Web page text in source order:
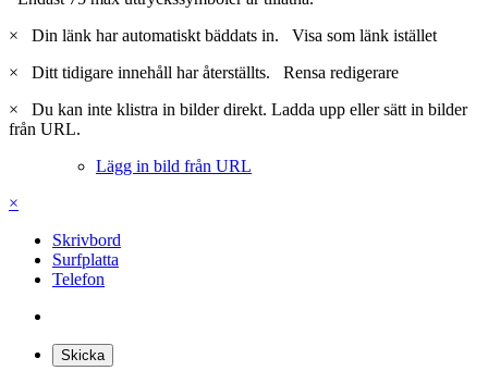
×
Din länk har automatiskt bäddats in. Visa som länk istället
×
Ditt tidigare innehåll har återställts. Rensa redigerare
×
Du kan inte klistra in bilder direkt. Ladda upp eller sätt in bilder
från URL.
Lägg in bild från URL
×
Skrivbord
Surfplatta
Telefon
Skicka